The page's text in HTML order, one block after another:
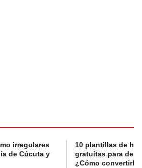
irregulares
de Cúcuta y
10 plantillas de
gratuitas para
¿Cómo convertirla